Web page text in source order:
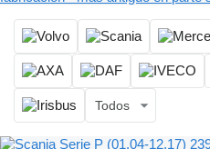
Todos